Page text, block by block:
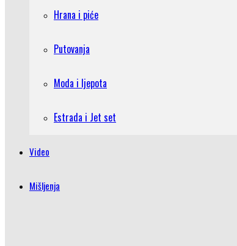
Hrana i piće
Putovanja
Moda i ljepota
Estrada i Jet set
Video
Mišljenja